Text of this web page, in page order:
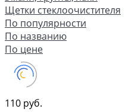
Щетки стеклоочистителя
По популярности
По названию
По цене
110 руб.